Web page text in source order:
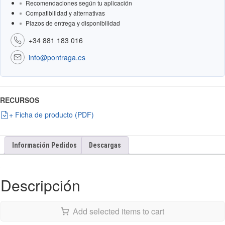
Recomendaciones según tu aplicación
Compatibilidad y alternativas
Plazos de entrega y disponibilidad
+34 881 183 016
info@pontraga.es
RECURSOS
+ Ficha de producto (PDF)
Información Pedidos Descargas
Descripción
Add selected items to cart